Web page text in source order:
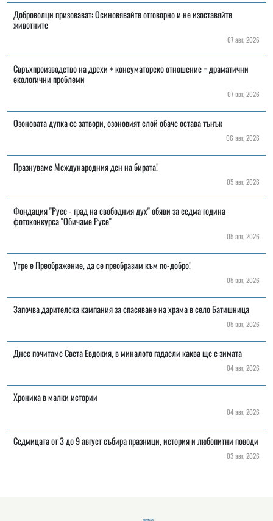
Доброволци призовават: Осиновявайте отговорно и не изоставяйте
животните
07 авг, 2026
Свръхпроизводство на дрехи + консуматорско отношение = драматични
екологични проблеми
07 авг, 2026
Озоновата дупка се затвори, озоновият слой обаче остава тънък
06 авг, 2026
Празнуваме Международния ден на бирата!
05 авг, 2026
Фондация "Русе - град на свободния дух" обяви за седма година
фотоконкурса "Обичаме Русе"
05 авг, 2026
Утре е Преображение, да се преобразим към по-добро!
05 авг, 2026
Започва дарителска кампания за спасяване на храма в село Батишница
05 авг, 2026
Днес почитаме Света Евдокия, в миналото гадаели каква ще е зимата
04 авг, 2026
Хроника в малки истории
04 авг, 2026
Седмицата от 3 до 9 август събира празници, история и любопитни поводи
03 авг, 2026